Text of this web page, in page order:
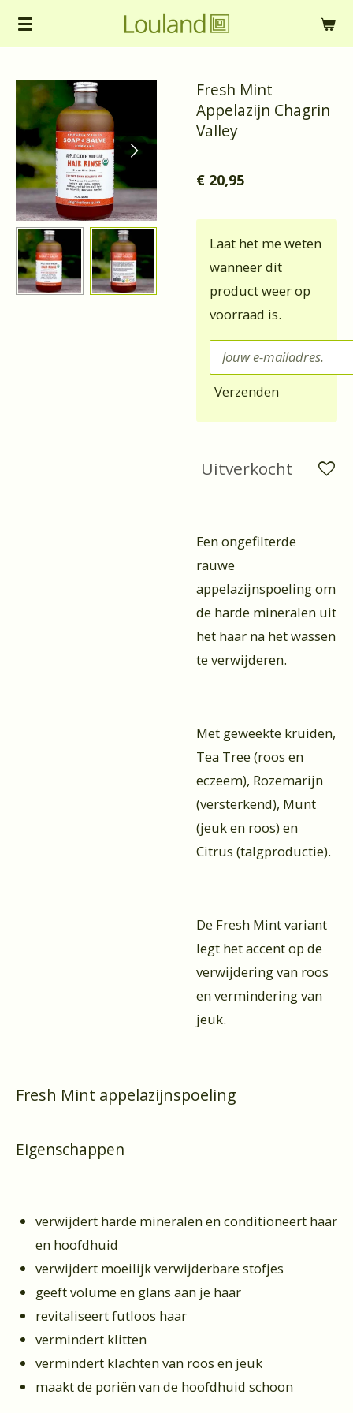
Ga
de
hoofdinhoud
Fresh Mint
Appelazijn Chagrin
Valley
€ 20,95
Laat het me weten
wanneer dit
product weer op
voorraad is.
Verzenden
Uitverkocht
Een ongefilterde
rauwe
appelazijnspoeling om
de harde mineralen uit
het haar na het wassen
te verwijderen.
Met geweekte kruiden,
Tea Tree (roos en
eczeem), Rozemarijn
(versterkend), Munt
(jeuk en roos) en
Citrus (talgproductie).
De Fresh Mint variant
legt het accent op de
verwijdering van roos
en vermindering van
jeuk.
Fresh Mint appelazijnspoeling
Eigenschappen
verwijdert harde mineralen en conditioneert haar
en hoofdhuid
verwijdert moeilijk verwijderbare stofjes
geeft volume en glans aan je haar
revitaliseert futloos haar
vermindert klitten
vermindert klachten van roos en jeuk
maakt de poriën van de hoofdhuid schoon